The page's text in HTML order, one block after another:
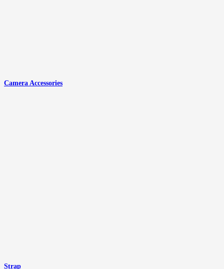
Camera Accessories
Strap